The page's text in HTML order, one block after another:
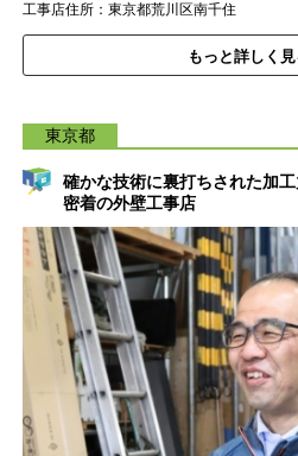
工事店住所：東京都荒川区南千住
もっと詳しく見
東京都
確かな技術に裏打ちされた加
密着の外壁工事店